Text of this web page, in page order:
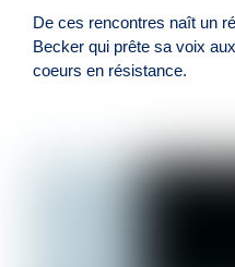
De ces rencontres naît un
Becker qui prête sa voix
coeurs en résistance.